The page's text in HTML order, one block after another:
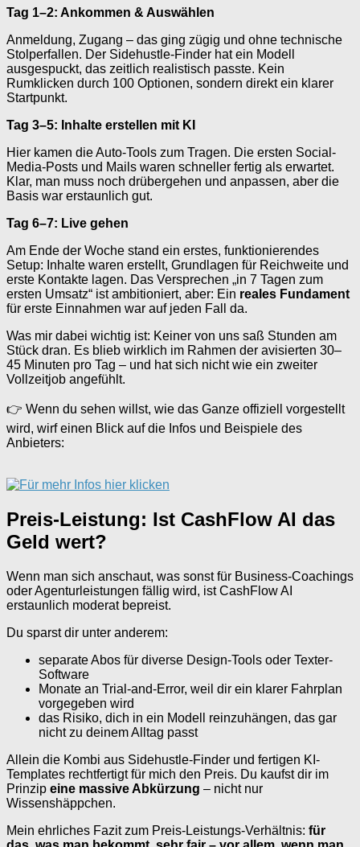
Tag 1–2: Ankommen & Auswählen
Anmeldung, Zugang – das ging zügig und ohne technische
Stolperfallen. Der Sidehustle-Finder hat ein Modell
ausgespuckt, das zeitlich realistisch passte. Kein
Rumklicken durch 100 Optionen, sondern direkt ein klarer
Startpunkt.
Tag 3–5: Inhalte erstellen mit KI
Hier kamen die Auto-Tools zum Tragen. Die ersten Social-
Media-Posts und Mails waren schneller fertig als erwartet.
Klar, man muss noch drübergehen und anpassen, aber die
Basis war erstaunlich gut.
Tag 6–7: Live gehen
Am Ende der Woche stand ein erstes, funktionierendes
Setup: Inhalte waren erstellt, Grundlagen für Reichweite und
erste Kontakte lagen. Das Versprechen „in 7 Tagen zum
ersten Umsatz“ ist ambitioniert, aber: Ein reales Fundament
für erste Einnahmen war auf jeden Fall da.
Was mir dabei wichtig ist: Keiner von uns saß Stunden am
Stück dran. Es blieb wirklich im Rahmen der avisierten 30–
45 Minuten pro Tag – und hat sich nicht wie ein zweiter
Vollzeitjob angefühlt.
👉 Wenn du sehen willst, wie das Ganze offiziell vorgestellt
wird, wirf einen Blick auf die Infos und Beispiele des
Anbieters:
Preis-Leistung: Ist CashFlow AI das
Geld wert?
Wenn man sich anschaut, was sonst für Business-Coachings
oder Agenturleistungen fällig wird, ist CashFlow AI
erstaunlich moderat bepreist.
Du sparst dir unter anderem:
separate Abos für diverse Design-Tools oder Texter-
Software
Monate an Trial-and-Error, weil dir ein klarer Fahrplan
vorgegeben wird
das Risiko, dich in ein Modell reinzuhängen, das gar
nicht zu deinem Alltag passt
Allein die Kombi aus Sidehustle-Finder und fertigen KI-
Templates rechtfertigt für mich den Preis. Du kaufst dir im
Prinzip eine massive Abkürzung – nicht nur
Wissenshäppchen.
Mein ehrliches Fazit zum Preis-Leistungs-Verhältnis: für